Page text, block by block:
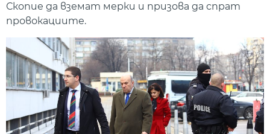
Скопие да вземат мерки и призова да спрат
провокациите.